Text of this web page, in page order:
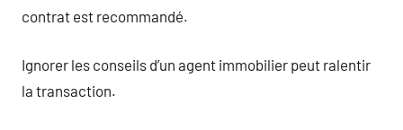
contrat est recommandé.
Ignorer les conseils d’un agent immobilier peut ralentir
la transaction.